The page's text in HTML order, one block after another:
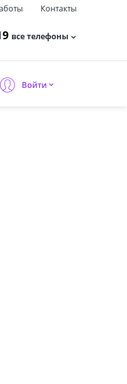
Контакты
все телефоны
Войти